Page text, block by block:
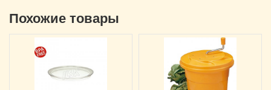
Похожие товары